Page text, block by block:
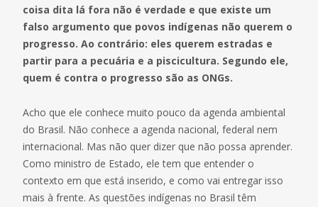
coisa dita lá fora não é verdade e que existe um
falso argumento que povos indígenas não querem o
progresso. Ao contrário: eles querem estradas e
partir para a pecuária e a piscicultura. Segundo ele,
quem é contra o progresso são as ONGs.
Acho que ele conhece muito pouco da agenda ambiental
do Brasil. Não conhece a agenda nacional, federal nem
internacional. Mas não quer dizer que não possa aprender.
Como ministro de Estado, ele tem que entender o
contexto em que está inserido, e como vai entregar isso
mais à frente. As questões indígenas no Brasil têm